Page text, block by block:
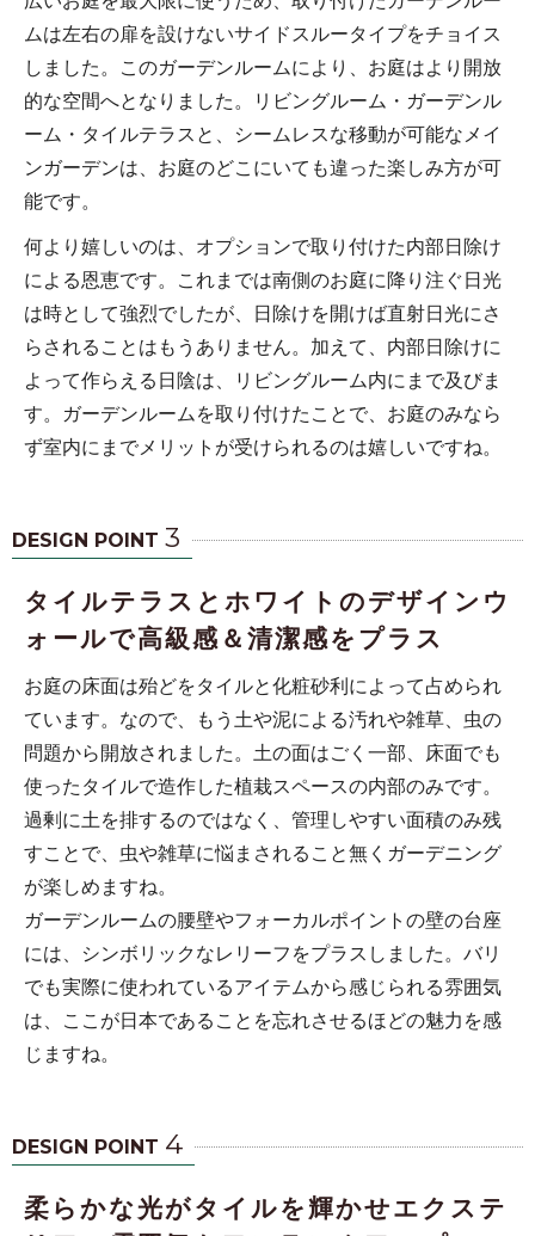
ムは左右の扉を設けないサイドスルータイプをチョイス
しました。このガーデンルームにより、お庭はより開放
的な空間へとなりました。リビングルーム・ガーデンル
ーム・タイルテラスと、シームレスな移動が可能なメイ
ンガーデンは、お庭のどこにいても違った楽しみ方が可
能です。
何より嬉しいのは、オプションで取り付けた内部日除け
による恩恵です。これまでは南側のお庭に降り注ぐ日光
は時として強烈でしたが、日除けを開けば直射日光にさ
らされることはもうありません。加えて、内部日除けに
よって作らえる日陰は、リビングルーム内にまで及びま
す。ガーデンルームを取り付けたことで、お庭のみなら
ず室内にまでメリットが受けられるのは嬉しいですね。
DESIGN POINT 3
タイルテラスとホワイトのデザインウ
ォールで高級感＆清潔感をプラス
お庭の床面は殆どをタイルと化粧砂利によって占められ
ています。なので、もう土や泥による汚れや雑草、虫の
問題から開放されました。土の面はごく一部、床面でも
使ったタイルで造作した植栽スペースの内部のみです。
過剰に土を排するのではなく、管理しやすい面積のみ残
すことで、虫や雑草に悩まされること無くガーデニング
が楽しめますね。
ガーデンルームの腰壁やフォーカルポイントの壁の台座
には、シンボリックなレリーフをプラスしました。バリ
でも実際に使われているアイテムから感じられる雰囲気
は、ここが日本であることを忘れさせるほどの魅力を感
じますね。
DESIGN POINT 4
柔らかな光がタイルを輝かせエクステ